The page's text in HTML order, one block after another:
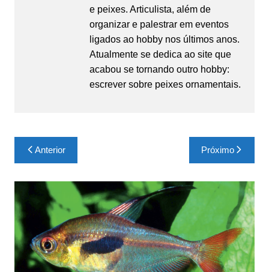
e peixes. Articulista, além de
organizar e palestrar em eventos
ligados ao hobby nos últimos anos.
Atualmente se dedica ao site que
acabou se tornando outro hobby:
escrever sobre peixes ornamentais.
Navegação
de
Post
Anterior Próximo